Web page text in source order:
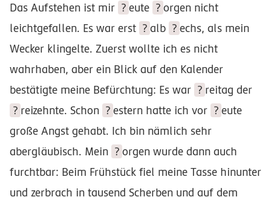
Das Aufstehen ist mir ? eute ? orgen nicht
leichtgefallen. Es war erst ? alb ? echs, als mein
Wecker klingelte. Zuerst wollte ich es nicht
wahrhaben, aber ein Blick auf den Kalender
bestätigte meine Befürchtung: Es war ? reitag der
? reizehnte. Schon ? estern hatte ich vor ? eute
große Angst gehabt. Ich bin nämlich sehr
abergläubisch. Mein ? orgen wurde dann auch
furchtbar: Beim Frühstück fiel meine Tasse hinunter
und zerbrach in tausend Scherben und auf dem